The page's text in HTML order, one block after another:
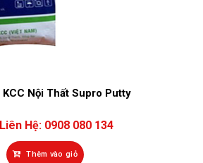
Nội Thất Supro Putty
Liên Hệ: 0908 080 134
Thêm vào giỏ